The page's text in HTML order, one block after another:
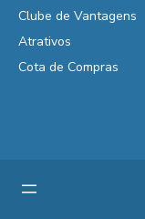
Clube de Vantagens
Atrativos
Cota de Compras